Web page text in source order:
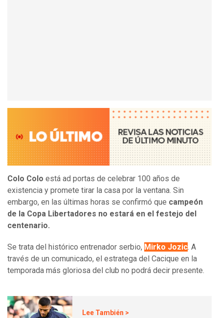
Colo Colo está ad portas de celebrar 100 años de
existencia y promete tirar la casa por la ventana. Sin
embargo, en las últimas horas se confirmó que campeón
de la Copa Libertadores no estará en el festejo del
centenario.
Se trata del histórico entrenador serbio, Mirko Jozic. A
través de un comunicado, el estratega del Cacique en la
temporada más gloriosa del club no podrá decir presente.
Lee También >